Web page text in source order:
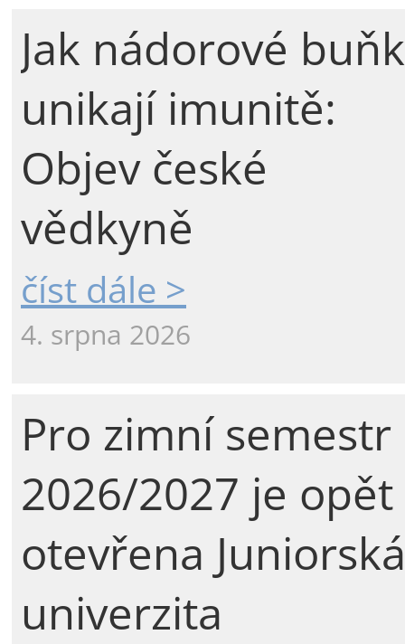
Jak nádorové
unikají imunitě:
Objev české
vědkyně
číst dále >
4. srpna 2026
Pro zimní semestr
2026/2027 je opět
otevřena Juniorská
univerzita